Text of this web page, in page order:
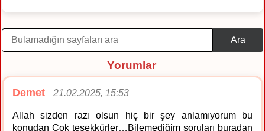
Ara
Yorumlar
Demet 21.02.2025, 15:53
Allah sizden razı olsun hiç bir şey anlamıyorum bu
konudan Çok teşekkürler…Bilemediğim soruları buradan